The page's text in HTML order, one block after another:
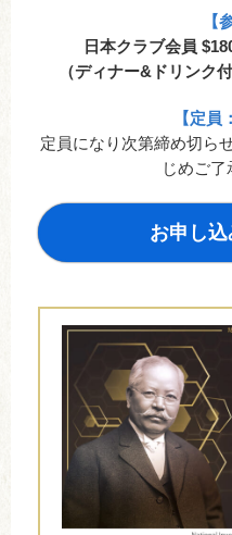
【
日本クラブ会員
（ディナー&ドリンク
【定員
定員になり次第締め切ら
じめご了
お申し